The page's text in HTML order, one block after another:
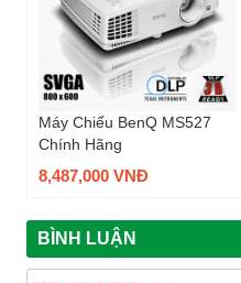
Máy Chiếu BenQ MS527
Chính Hãng
8,487,000 VNĐ
BÌNH LUẬN